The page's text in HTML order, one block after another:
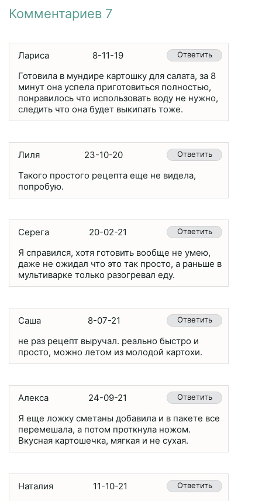
Комментариев 7
Лариса 8-11-19 Ответить
Готовила в мундире картошку для салата, за 8
минут она успела приготовиться полностью,
понравилось что использовать воду не нужно,
следить что она будет выкипать тоже.
Лиля 23-10-20 Ответить
Такого простого рецепта еще не видела,
попробую.
Серега 20-02-21 Ответить
Я справился, хотя готовить вообще не умею,
даже не ожидал что это так просто, а раньше в
мультиварке только разогревал еду.
Саша 8-07-21 Ответить
не раз рецепт выручал. реально быстро и
просто, можно летом из молодой картохи.
Алекса 24-09-21 Ответить
Я еще ложку сметаны добавила и в пакете все
перемешала, а потом проткнула ножом.
Вкусная картошечка, мягкая и не сухая.
Наталия 11-10-21 Ответить